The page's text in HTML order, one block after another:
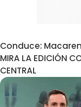
Conduce:
MIRA LA EDICIÓN
CENTRAL